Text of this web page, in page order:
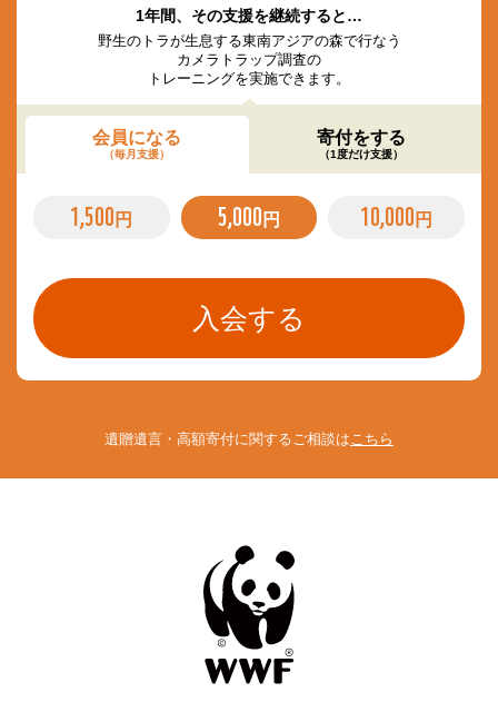
1年間、その支援を継続すると…
野生のトラが生息する東南アジアの森で行なう
カメラトラップ調査の
トレーニングを実施できます。
会員になる
（毎月支援）
寄付をする
（1度だけ支援）
1,500 円 5,000 円 10,000 円
遺贈遺言・高額寄付に関するご相談は こちら